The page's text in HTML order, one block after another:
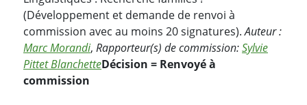
(Développement et demande de renvoi à
commission avec au moins 20 signatures).Auteur :
Marc Morandi, Rapporteur(s) de commission:Sylvie
Pittet BlanchetteDécision = Renvoyé à
commission